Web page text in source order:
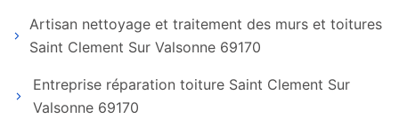
Artisan nettoyage et traitement des murs et toitures
Saint Clement Sur Valsonne 69170
Entreprise réparation toiture Saint Clement Sur
Valsonne 69170